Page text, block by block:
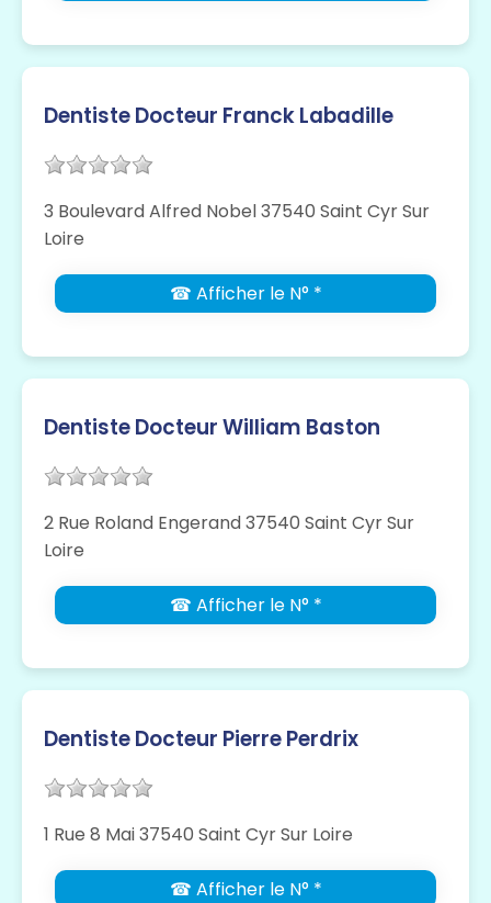
Dentiste Docteur Franck Labadille
3 Boulevard Alfred Nobel 37540 Saint Cyr Sur
Loire
☎ Afficher le N° *
Dentiste Docteur William Baston
2 Rue Roland Engerand 37540 Saint Cyr Sur
Loire
☎ Afficher le N° *
Dentiste Docteur Pierre Perdrix
1 Rue 8 Mai 37540 Saint Cyr Sur Loire
☎ Afficher le N° *